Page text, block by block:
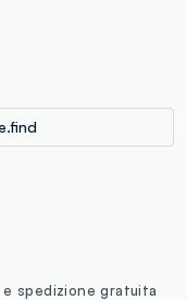
spedizione gratuita